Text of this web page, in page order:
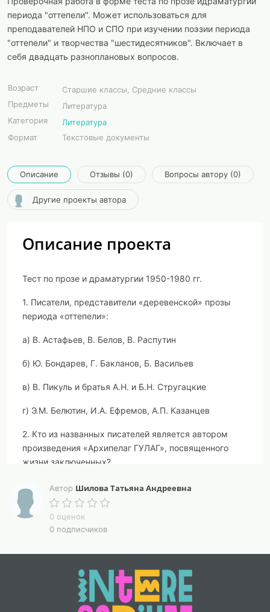
периода "оттепели". Может использоваться для
преподавателей НПО и СПО при изучении поэзии периода
"оттепели" и творчества "шестидесятников". Включает в
себя двадцать разноплановых вопросов.
Возраст
Старшие классы, Средние классы
Предметы
Литература
Категория
Литература
Формат
Текстовые документы
Описание Отзывы (0) Вопросы автору (0)
Другие проекты автора
Описание проекта
Тест по прозе и драматургии 1950-1980 гг.
1. Писатели, представители «деревенской» прозы
периода «оттепели»:
а) В. Астафьев, В. Белов, В. Распутин
б) Ю. Бондарев, Г. Бакланов, Б. Васильев
в) В. Пикуль и братья А.Н. и Б.Н. Стругацкие
г) Э.М. Белютин, И.А. Ефремов, А.П. Казанцев
2. Кто из названных писателей является автором
произведения «Архипелаг ГУЛАГ», посвященного
жизни заключенных?
а)А. Т. Твардовский
б)В. М. Шукшин
в)Р. Г.Гамзатов
г) А. И. Солженицын
3. Укажите советского писателя, удостоенного в 1958
г. Нобелевской премии по литературе, но
вынужденного от нее отказаться в условиях
Автор Шилова Татьяна Андреевна
0 оценок
0 подписчиков